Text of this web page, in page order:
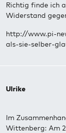
Richtig finde ich
Widerstand
http://www.pi-
als-sie-selber-
Ulrike
Im
Wittenberg: Am